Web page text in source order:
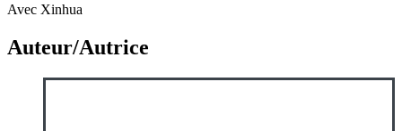
Avec Xinhua
Auteur/Autrice